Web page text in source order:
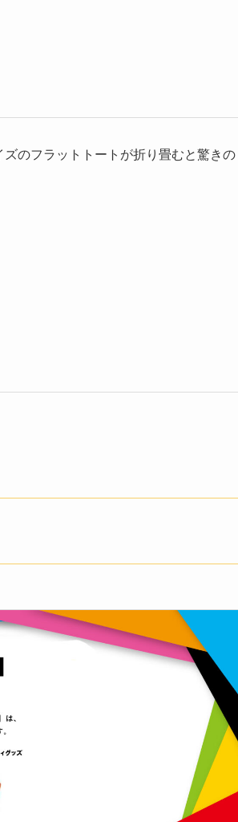
のフラットトートが折り畳むと驚きの